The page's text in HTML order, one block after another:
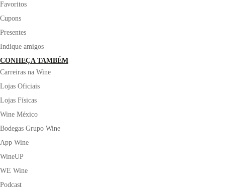
Favoritos
Cupons
Presentes
Indique amigos
CONHEÇA TAMBÉM
Carreiras na Wine
Lojas Oficiais
Lojas Físicas
Wine México
Bodegas Grupo Wine
App Wine
WineUP
WE Wine
Podcast